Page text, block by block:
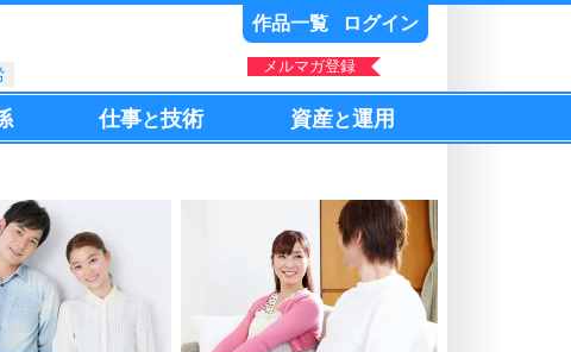
作品一覧 ログイン
メルマガ登録
仕事と技術 資産と運用